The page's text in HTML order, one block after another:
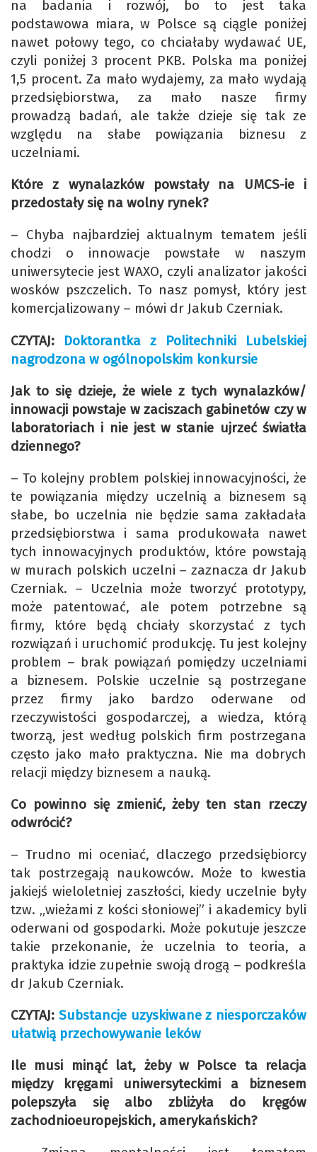
na badania i rozwój, bo to jest taka
podstawowa miara, w Polsce są ciągle poniżej
nawet połowy tego, co chciałaby wydawać UE,
czyli poniżej 3 procent PKB. Polska ma poniżej
1,5 procent. Za mało wydajemy, za mało wydają
przedsiębiorstwa, za mało nasze firmy
prowadzą badań, ale także dzieje się tak ze
względu na słabe powiązania biznesu z
uczelniami.
Które z wynalazków powstały na UMCS-ie i
przedostały się na wolny rynek?
– Chyba najbardziej aktualnym tematem jeśli
chodzi o innowacje powstałe w naszym
uniwersytecie jest WAXO, czyli analizator jakości
wosków pszczelich. To nasz pomysł, który jest
komercjalizowany – mówi dr Jakub Czerniak.
CZYTAJ: Doktorantka z Politechniki Lubelskiej
nagrodzona w ogólnopolskim konkursie
Jak to się dzieje, że wiele z tych wynalazków/
innowacji powstaje w zaciszach gabinetów czy w
laboratoriach i nie jest w stanie ujrzeć światła
dziennego?
– To kolejny problem polskiej innowacyjności, że
te powiązania między uczelnią a biznesem są
słabe, bo uczelnia nie będzie sama zakładała
przedsiębiorstwa i sama produkowała nawet
tych innowacyjnych produktów, które powstają
w murach polskich uczelni – zaznacza dr Jakub
Czerniak. – Uczelnia może tworzyć prototypy,
może patentować, ale potem potrzebne są
firmy, które będą chciały skorzystać z tych
rozwiązań i uruchomić produkcję. Tu jest kolejny
problem – brak powiązań pomiędzy uczelniami
a biznesem. Polskie uczelnie są postrzegane
przez firmy jako bardzo oderwane od
rzeczywistości gospodarczej, a wiedza, którą
tworzą, jest według polskich firm postrzegana
często jako mało praktyczna. Nie ma dobrych
relacji między biznesem a nauką.
Co powinno się zmienić, żeby ten stan rzeczy
odwrócić?
– Trudno mi oceniać, dlaczego przedsiębiorcy
tak postrzegają naukowców. Może to kwestia
jakiejś wieloletniej zaszłości, kiedy uczelnie były
tzw. „wieżami z kości słoniowej” i akademicy byli
oderwani od gospodarki. Może pokutuje jeszcze
takie przekonanie, że uczelnia to teoria, a
praktyka idzie zupełnie swoją drogą – podkreśla
dr Jakub Czerniak.
CZYTAJ: Substancje uzyskiwane z niesporczaków
ułatwią przechowywanie leków
Ile musi minąć lat, żeby w Polsce ta relacja
między kręgami uniwersyteckimi a biznesem
polepszyła się albo zbliżyła do kręgów
zachodnioeuropejskich, amerykańskich?